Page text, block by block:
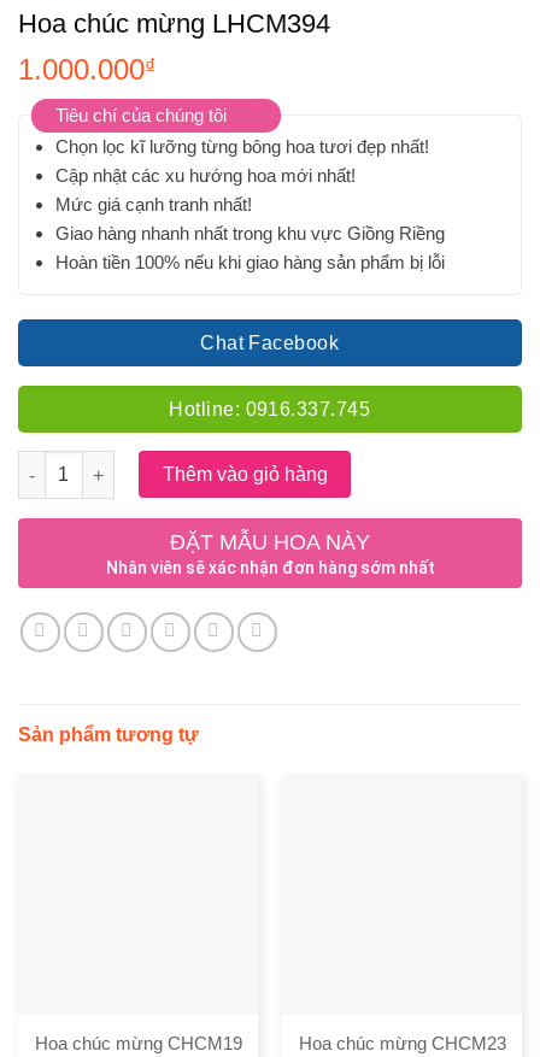
Hoa chúc mừng LHCM394
1.000.000₫
Tiêu chí của chúng tôi
Chọn lọc kĩ lưỡng từng bông hoa tươi đẹp nhất!
Cập nhật các xu hướng hoa mới nhất!
Mức giá cạnh tranh nhất!
Giao hàng nhanh nhất trong khu vực Giồng Riềng
Hoàn tiền 100% nếu khi giao hàng sản phẩm bị lỗi
Chat Facebook
Hotline: 0916.337.745
Số lượng Thêm vào giỏ hàng
ĐẶT MẪU HOA NÀY
Nhân viên sẽ xác nhận đơn hàng sớm nhất
Sản phẩm tương tự
Hoa chúc mừng CHCM19 Hoa chúc mừng CHCM23